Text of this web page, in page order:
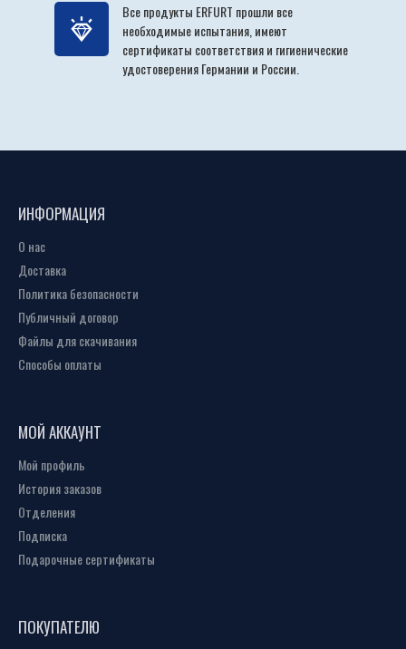
Все продукты ERFURT прошли все
необходимые испытания, имеют
сертификаты соответствия и гигиенические
удостоверения Германии и России.
ИНФОРМАЦИЯ
О нас
Доставка
Политика безопасности
Публичный договор
Файлы для скачивания
Способы оплаты
МОЙ АККАУНТ
Мой профиль
История заказов
Отделения
Подписка
Подарочные сертификаты
ПОКУПАТЕЛЮ